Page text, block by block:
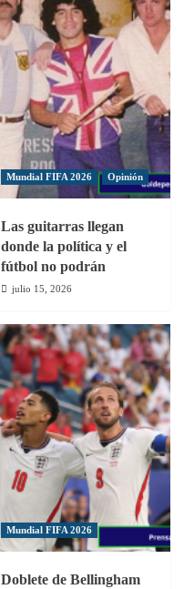
Mundial FIFA 2026 Opinión
Las guitarras llegan
donde la política y el
fútbol no podrán
julio 15, 2026
Mundial FIFA 2026
Doblete de Bellingham